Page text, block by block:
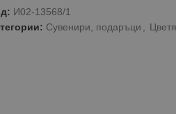
И02-13568/1
Сувенири, подаръци